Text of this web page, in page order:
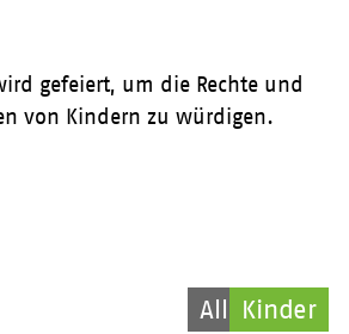
Allgemein
Allgemein
Kinder
gefeiert, um die Rechte und
von Kindern zu würdigen.